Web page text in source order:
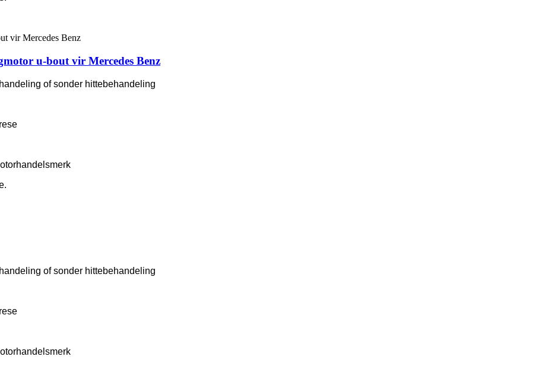
u-bout vir Mercedes Benz
of sonder hittebehandeling
of sonder hittebehandeling